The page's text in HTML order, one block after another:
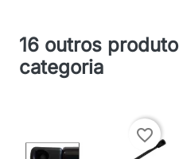
16 outros
categoria
favorite_border